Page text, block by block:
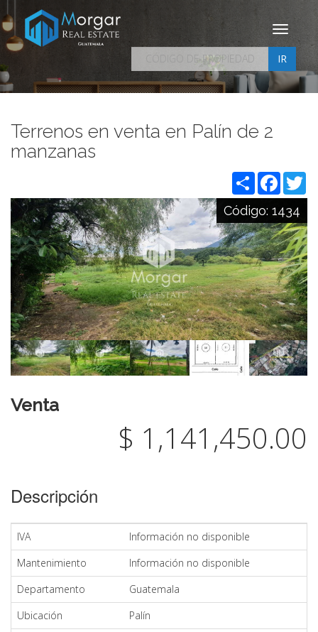
Toggle
IR
Terrenos en venta en Palín de 2
manzanas
Share
Código: 1434
Venta
$ 1,141,450.00
Descripción
IVA
Información no disponible
Mantenimiento
Información no disponible
Departamento
Guatemala
Ubicación
Palín